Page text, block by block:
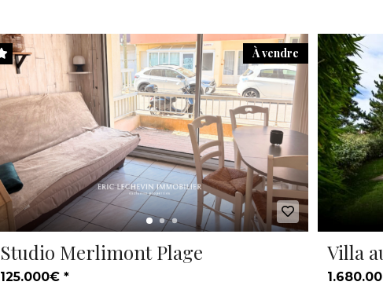
À vendre
Studio Merlimont Plage
125.000€ *
Villa